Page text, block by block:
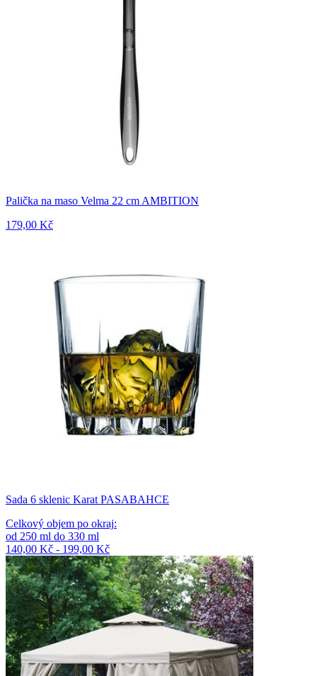
Palička na maso Velma 22 cm AMBITION
179,00 Kč
Sada 6 sklenic Karat PASABAHCE
Celkový objem po okraj:
od 250 ml do 330 ml
140,00 Kč - 199,00 Kč